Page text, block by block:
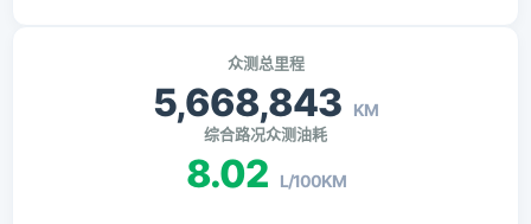
众测总里程
5,668,843 KM
综合路况众测油耗
8.02 L/100KM